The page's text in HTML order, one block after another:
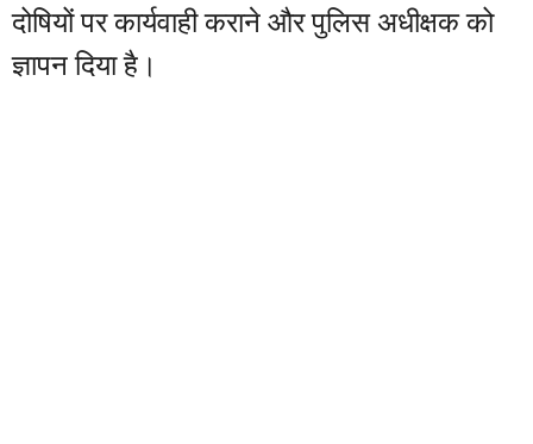
दोषियों पर कार्यवाही कराने और पुलिस अधीक्षक को
ज्ञापन दिया है।